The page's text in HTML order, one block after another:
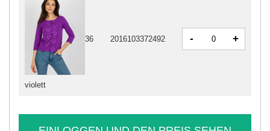
violett
36 2016103372492 - +